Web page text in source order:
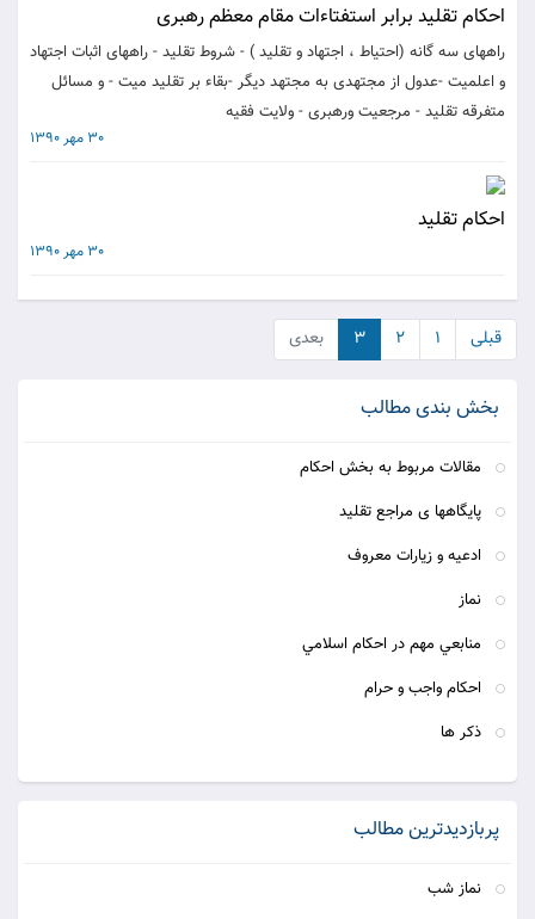
احکام تقلید برابر استفتاءات مقام معظم رهبری
راههای سه گانه (احتیاط ، اجتهاد و تقلید ) - شروط تقلید - راههای اثبات اجتهاد
و اعلمیت -عدول از مجتهدی به مجتهد دیگر -بقاء بر تقلید میت - و مسائل
متفرقه تقلید - مرجعیت ورهبری - ولایت فقیه
30 مهر 1390
احکام تقلید
30 مهر 1390
قبلی ۱ ۲ ۳ بعدی
بخش بندی مطالب
مقالات مربوط به بخش احکام
پایگاهها ی مراجع تقلید
ادعیه و زیارات معروف
نماز
منابعي مهم در احكام اسلامي
احكام واجب و حرام
ذکر ها
پربازدیدترین مطالب
نماز شب